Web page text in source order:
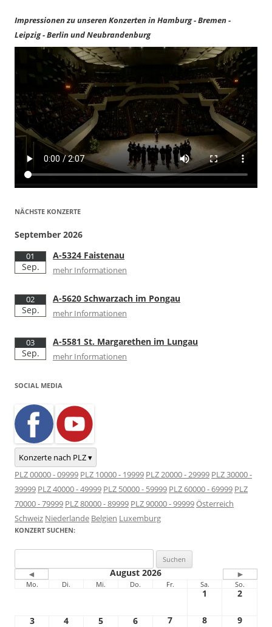
Impressionen zu unseren Konzerten in Hamburg - Bremen -
Leipzig - Berlin und Neubrandenburg
NÄCHSTE KONZERTE
September 2026
01
Sep.
A-5324 Faistenau
mehr Informationen
02
Sep.
A-5620 Schwarzach im Pongau
mehr Informationen
03
Sep.
A-5581 St. Margarethen im Lungau
mehr Informationen
SOCIAL MEDIA
Konzerte nach PLZ ▾
PLZ 00000 - 09999 PLZ 10000 - 19999 PLZ 20000 - 29999 PLZ 30000 -
39999 PLZ 40000 - 49999 PLZ 50000 - 59999 PLZ 60000 - 69999 PLZ
70000 - 79999 PLZ 80000 - 89999 PLZ 90000 - 99999Österreich
Schweiz Niederlande Belgien Luxemburg
KONZERT SUCHEN:
nach:
◄ August 2026 ►
Mo. Di. Mi. Do. Fr. Sa. So.
1 2
3 4 5 6 7 8 9